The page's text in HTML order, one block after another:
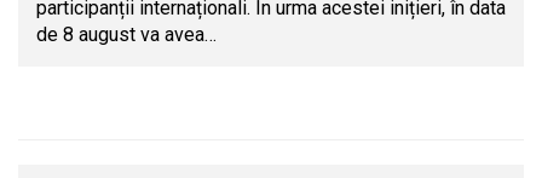
participanții internaționali. În urma acestei inițieri, în data
de 8 august va avea…